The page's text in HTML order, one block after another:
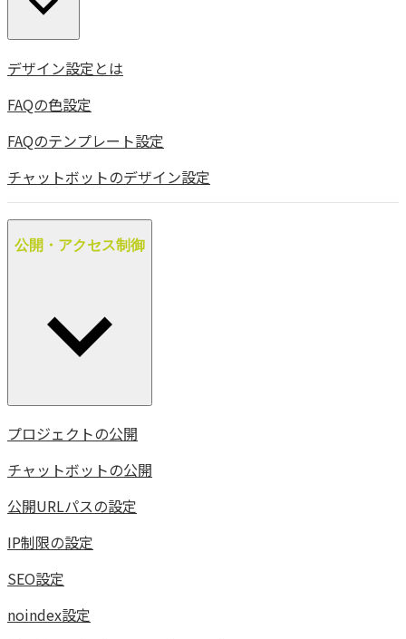
デザイン設定とは
FAQの色設定
FAQのテンプレート設定
チャットボットのデザイン設定
公開・アクセス制御
プロジェクトの公開
チャットボットの公開
公開URLパスの設定
IP制限の設定
SEO設定
noindex設定